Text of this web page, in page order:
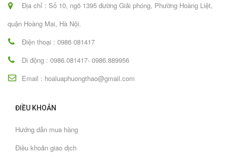
Địa chỉ : Số 10, ngõ 1395 đường Giải phóng, Phường Hoàng Liệt,
quận Hoàng Mai, Hà Nội.
Điện thoại : 0986 081417
Di động : 0986.081417- 0986.889956
Email : hoaluaphuongthao@gmail.com
ĐIỀU KHOẢN
Hướng dẫn mua hàng
Điều khoản giao dịch